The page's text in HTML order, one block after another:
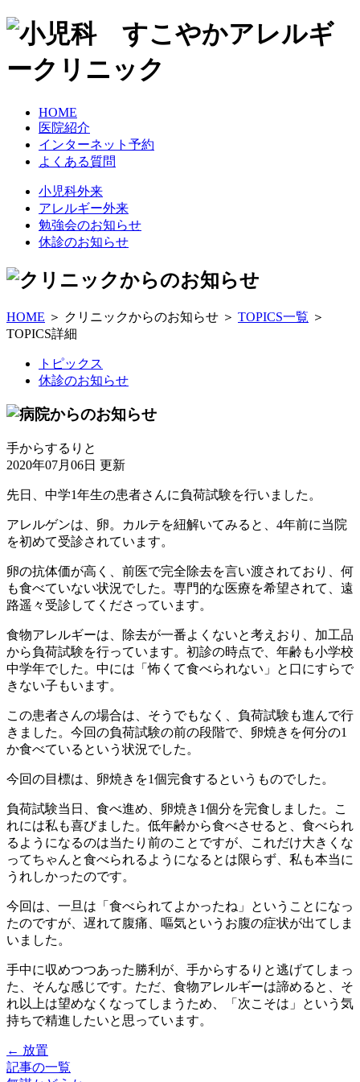
HOME
医院紹介
インターネット予約
よくある質問
小児科外来
アレルギー外来
勉強会のお知らせ
休診のお知らせ
HOME ＞ クリニックからのお知らせ ＞ TOPICS一覧 ＞
TOPICS詳細
トピックス
休診のお知らせ
手からするりと
2020年07月06日 更新
先日、中学1年生の患者さんに負荷試験を行いました。
アレルゲンは、卵。カルテを紐解いてみると、4年前に当院
を初めて受診されています。
卵の抗体価が高く、前医で完全除去を言い渡されており、何
も食べていない状況でした。専門的な医療を希望されて、遠
路遥々受診してくださっています。
食物アレルギーは、除去が一番よくないと考えおり、加工品
から負荷試験を行っています。初診の時点で、年齢も小学校
中学年でした。中には「怖くて食べられない」と口にすらで
きない子もいます。
この患者さんの場合は、そうでもなく、負荷試験も進んで行
きました。今回の負荷試験の前の段階で、卵焼きを何分の1
か食べているという状況でした。
今回の目標は、卵焼きを1個完食するというものでした。
負荷試験当日、食べ進め、卵焼き1個分を完食しました。こ
れには私も喜びました。低年齢から食べさせると、食べられ
るようになるのは当たり前のことですが、これだけ大きくな
ってちゃんと食べられるようになるとは限らず、私も本当に
うれしかったのです。
今回は、一旦は「食べられてよかったね」ということになっ
たのですが、遅れて腹痛、嘔気というお腹の症状が出てしま
いました。
手中に収めつつあった勝利が、手からするりと逃げてしまっ
た、そんな感じです。ただ、食物アレルギーは諦めると、そ
れ以上は望めなくなってしまうため、「次こそは」という気
持ちで精進したいと思っています。
← 放置
記事の一覧